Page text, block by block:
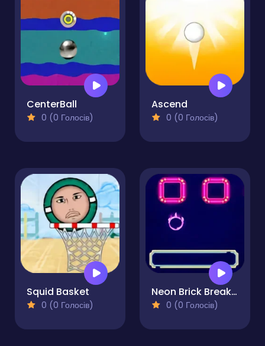
CenterBall
0 (0 Голосів)
Ascend
0 (0 Голосів)
Squid Basket
0 (0 Голосів)
Neon Brick Breaker
0 (0 Голосів)